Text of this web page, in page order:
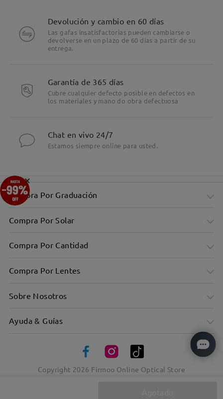
Devolución y cambio en 60 días
Las gafas insatisfactorias pueden cambiarse o
devolverse en un plazo de 60 días a partir de su
entrega.
Garantía de 365 días
Cubre cualquier defecto posible en defectos en
los materiales y mano do obra defectuosa
Chat en vivo 24/7
Estamos siempre online para usted.
Compra Por Graduación
Compra Por Solar
Compra Por Cantidad
Compra Por Lentes
Sobre Nosotros
Ayuda & Guías
Copyright 2026 Firmoo Online Optical Store
×